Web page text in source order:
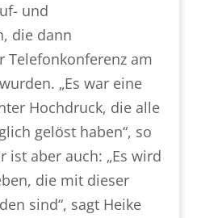
und
die dann
Telefonkonferenz am
„Es war eine
Hochdruck, die alle
gelöst haben“, so
ist aber auch: „Es wird
die mit dieser
sind“, sagt Heike